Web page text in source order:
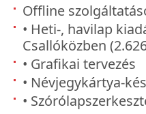
Offline
• Heti-, havilap
Csallóközben
• Grafikai tervezés
• Névjegykártya-
•